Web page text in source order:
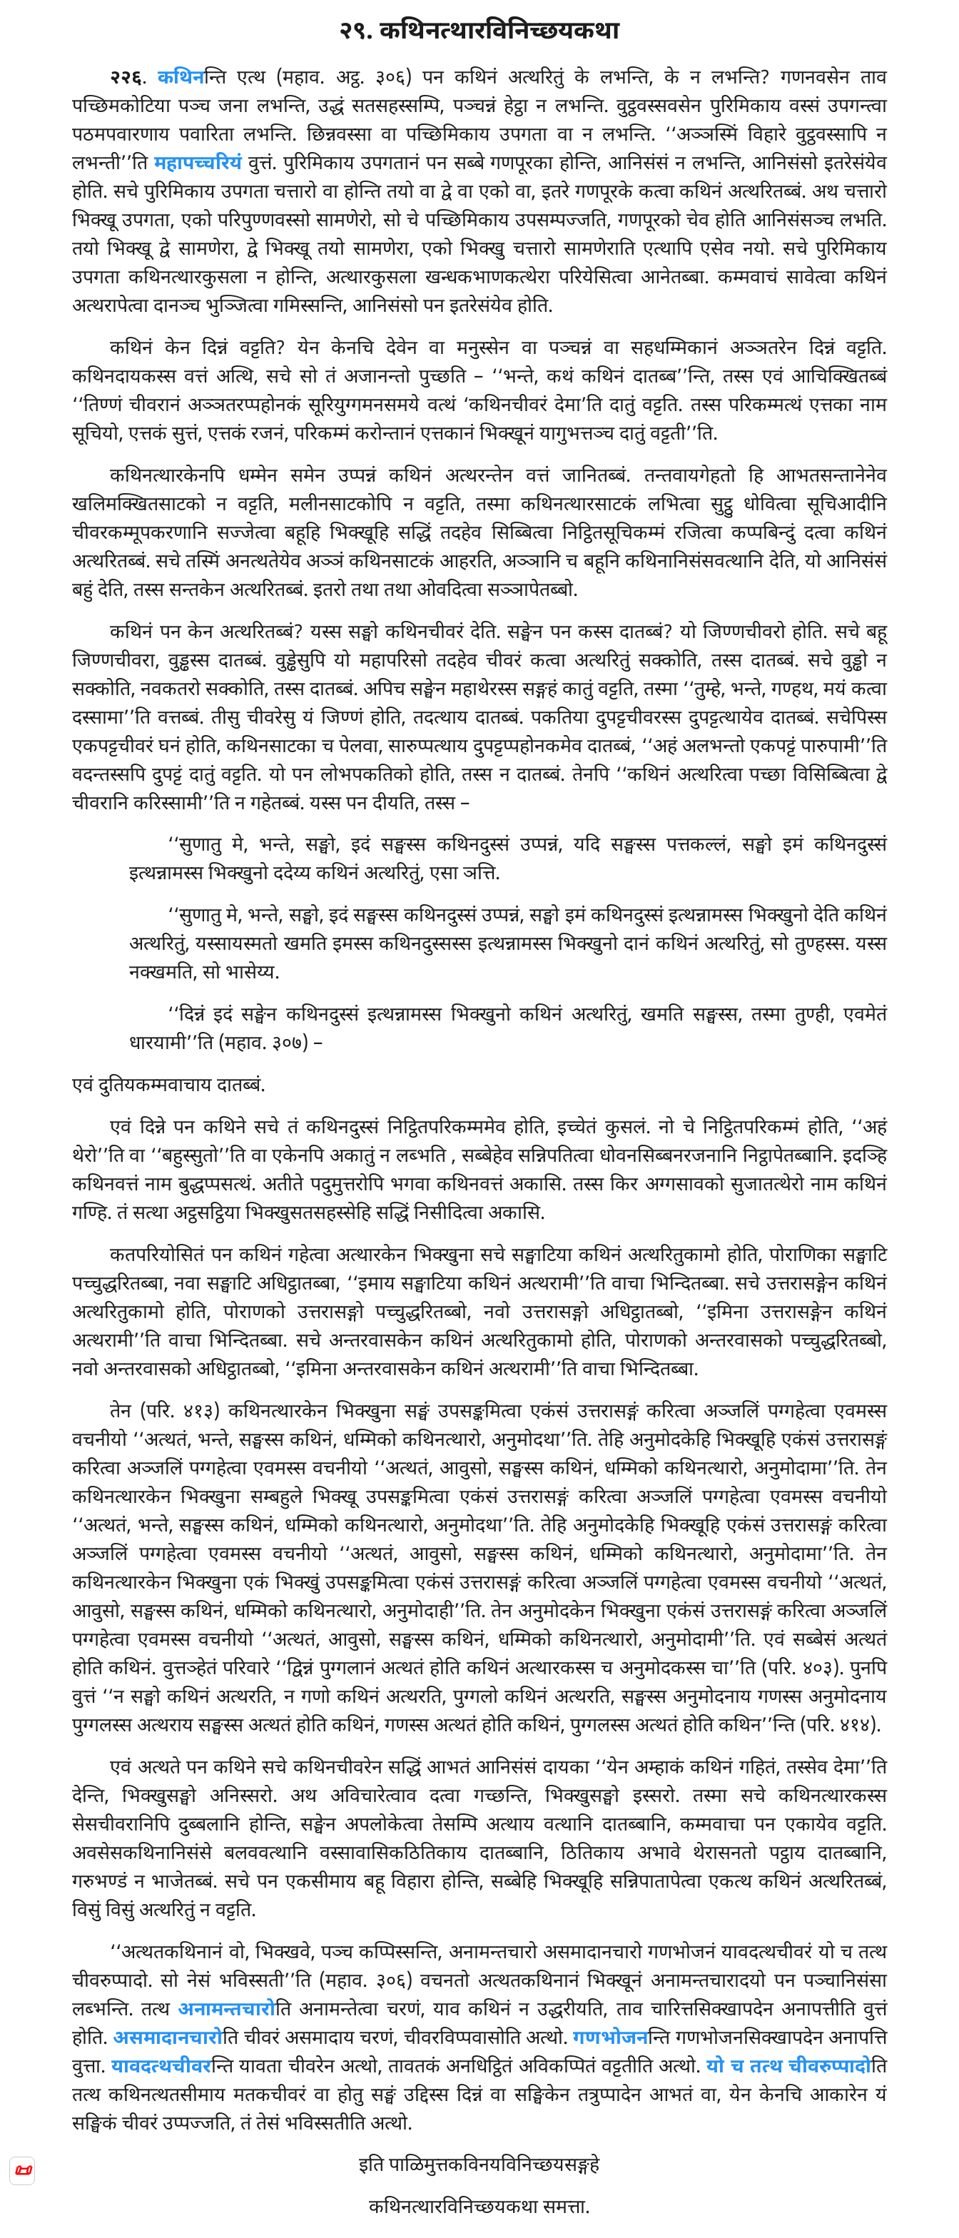
📜
२९. कथिनत्थारविनिच्छयकथा
२२६.कथिनन्तिएत्थ (महाव. अट्ठ. ३०६) पन कथिनं अत्थरितुं के लभन्ति, के न लभन्ति? गणनवसेन ताव
पच्छिमकोटिया पञ्च जना लभन्ति, उद्धं सतसहस्सम्पि, पञ्चन्नं हेट्ठा न लभन्ति. वुट्ठवस्सवसेन पुरिमिकाय वस्सं उपगन्त्वा
पठमपवारणाय पवारिता लभन्ति. छिन्नवस्सा वा पच्छिमिकाय उपगता वा न लभन्ति. ‘‘अञ्ञस्मिं विहारे वुट्ठवस्सापि न
लभन्ती’’ति महापच्चरियंवुत्तं. पुरिमिकाय उपगतानं पन सब्बे गणपूरका होन्ति, आनिसंसं न लभन्ति, आनिसंसो इतरेसंयेव
होति. सचे पुरिमिकाय उपगता चत्तारो वा होन्ति तयो वा द्वे वा एको वा, इतरे गणपूरके कत्वा कथिनं अत्थरितब्बं. अथ चत्तारो
भिक्खू उपगता, एको परिपुण्णवस्सो सामणेरो, सो चे पच्छिमिकाय उपसम्पज्जति, गणपूरको चेव होति आनिसंसञ्च लभति.
तयो भिक्खू द्वे सामणेरा, द्वे भिक्खू तयो सामणेरा, एको भिक्खु चत्तारो सामणेराति एत्थापि एसेव नयो. सचे पुरिमिकाय
उपगता कथिनत्थारकुसला न होन्ति, अत्थारकुसला खन्धकभाणकत्थेरा परियेसित्वा आनेतब्बा. कम्मवाचं सावेत्वा कथिनं
अत्थरापेत्वा दानञ्च भुञ्जित्वा गमिस्सन्ति, आनिसंसो पन इतरेसंयेव होति.
कथिनं केन दिन्नं वट्टति? येन केनचि देवेन वा मनुस्सेन वा पञ्चन्नं वा सहधम्मिकानं अञ्ञतरेन दिन्नं वट्टति.
कथिनदायकस्स वत्तं अत्थि, सचे सो तं अजानन्तो पुच्छति – ‘‘भन्ते, कथं कथिनं दातब्ब’’न्ति, तस्स एवं आचिक्खितब्बं
‘‘तिण्णं चीवरानं अञ्ञतरप्पहोनकं सूरियुग्गमनसमये वत्थं ‘कथिनचीवरं देमा’ति दातुं वट्टति. तस्स परिकम्मत्थं एत्तका नाम
सूचियो, एत्तकं सुत्तं, एत्तकं रजनं, परिकम्मं करोन्तानं एत्तकानं भिक्खूनं यागुभत्तञ्च दातुं वट्टती’’ति.
कथिनत्थारकेनपि धम्मेन समेन उप्पन्नं कथिनं अत्थरन्तेन वत्तं जानितब्बं. तन्तवायगेहतो हि आभतसन्तानेनेव
खलिमक्खितसाटको न वट्टति, मलीनसाटकोपि न वट्टति, तस्मा कथिनत्थारसाटकं लभित्वा सुट्ठु धोवित्वा सूचिआदीनि
चीवरकम्मूपकरणानि सज्जेत्वा बहूहि भिक्खूहि सद्धिं तदहेव सिब्बित्वा निट्ठितसूचिकम्मं रजित्वा कप्पबिन्दुं दत्वा कथिनं
अत्थरितब्बं. सचे तस्मिं अनत्थतेयेव अञ्ञं कथिनसाटकं आहरति, अञ्ञानि च बहूनि कथिनानिसंसवत्थानि देति, यो आनिसंसं
बहुं देति, तस्स सन्तकेन अत्थरितब्बं. इतरो तथा तथा ओवदित्वा सञ्ञापेतब्बो.
कथिनं पन केन अत्थरितब्बं? यस्स सङ्घो कथिनचीवरं देति. सङ्घेन पन कस्स दातब्बं? यो जिण्णचीवरो होति. सचे बहू
जिण्णचीवरा, वुड्ढस्स दातब्बं. वुड्ढेसुपि यो महापरिसो तदहेव चीवरं कत्वा अत्थरितुं सक्कोति, तस्स दातब्बं. सचे वुड्ढो न
सक्कोति, नवकतरो सक्कोति, तस्स दातब्बं. अपिच सङ्घेन महाथेरस्स सङ्गहं कातुं वट्टति, तस्मा ‘‘तुम्हे, भन्ते, गण्हथ, मयं कत्वा
दस्सामा’’ति वत्तब्बं. तीसु चीवरेसु यं जिण्णं होति, तदत्थाय दातब्बं. पकतिया दुपट्टचीवरस्स दुपट्टत्थायेव दातब्बं. सचेपिस्स
एकपट्टचीवरं घनं होति, कथिनसाटका च पेलवा, सारुप्पत्थाय दुपट्टप्पहोनकमेव दातब्बं, ‘‘अहं अलभन्तो एकपट्टं पारुपामी’’ति
वदन्तस्सपि दुपट्टं दातुं वट्टति. यो पन लोभपकतिको होति, तस्स न दातब्बं. तेनपि ‘‘कथिनं अत्थरित्वा पच्छा विसिब्बित्वा द्वे
चीवरानि करिस्सामी’’ति न गहेतब्बं. यस्स पन दीयति, तस्स –
‘‘सुणातु मे, भन्ते, सङ्घो, इदं सङ्घस्स कथिनदुस्सं उप्पन्नं, यदि सङ्घस्स पत्तकल्लं, सङ्घो इमं कथिनदुस्सं
इत्थन्नामस्स भिक्खुनो ददेय्य कथिनं अत्थरितुं, एसा ञत्ति.
‘‘सुणातुमे, भन्ते, सङ्घो, इदं सङ्घस्स कथिनदुस्सं उप्पन्नं, सङ्घो इमं कथिनदुस्सं इत्थन्नामस्स भिक्खुनो देति कथिनं
अत्थरितुं, यस्सायस्मतो खमति इमस्स कथिनदुस्सस्स इत्थन्नामस्स भिक्खुनो दानं कथिनं अत्थरितुं, सो तुण्हस्स. यस्स
नक्खमति, सो भासेय्य.
‘‘दिन्नं इदं सङ्घेन कथिनदुस्सं इत्थन्नामस्स भिक्खुनो कथिनं अत्थरितुं, खमति सङ्घस्स, तस्मा तुण्ही, एवमेतं
धारयामी’’ति (महाव. ३०७) –
एवं दुतियकम्मवाचाय दातब्बं.
एवं दिन्ने पन कथिने सचे तं कथिनदुस्सं निट्ठितपरिकम्ममेव होति, इच्चेतं कुसलं. नो चे निट्ठितपरिकम्मं होति, ‘‘अहं
थेरो’’ति वा ‘‘बहुस्सुतो’’ति वा एकेनपि अकातुं न लब्भति , सब्बेहेव सन्निपतित्वा धोवनसिब्बनरजनानि निट्ठापेतब्बानि. इदञ्हि
कथिनवत्तं नाम बुद्धप्पसत्थं. अतीते पदुमुत्तरोपि भगवा कथिनवत्तं अकासि. तस्स किर अग्गसावको सुजातत्थेरो नाम कथिनं
गण्हि. तं सत्था अट्ठसट्ठिया भिक्खुसतसहस्सेहि सद्धिं निसीदित्वा अकासि.
कतपरियोसितं पन कथिनं गहेत्वा अत्थारकेन भिक्खुना सचे सङ्घाटिया कथिनं अत्थरितुकामो होति, पोराणिका सङ्घाटि
पच्चुद्धरितब्बा, नवा सङ्घाटि अधिट्ठातब्बा, ‘‘इमाय सङ्घाटिया कथिनं अत्थरामी’’ति वाचा भिन्दितब्बा. सचे उत्तरासङ्गेन कथिनं
अत्थरितुकामो होति, पोराणको उत्तरासङ्गो पच्चुद्धरितब्बो, नवो उत्तरासङ्गो अधिट्ठातब्बो, ‘‘इमिना उत्तरासङ्गेन कथिनं
अत्थरामी’’ति वाचा भिन्दितब्बा. सचे अन्तरवासकेन कथिनं अत्थरितुकामो होति, पोराणको अन्तरवासको पच्चुद्धरितब्बो,
नवो अन्तरवासको अधिट्ठातब्बो, ‘‘इमिना अन्तरवासकेन कथिनं अत्थरामी’’ति वाचा भिन्दितब्बा.
तेन (परि. ४१३) कथिनत्थारकेन भिक्खुना सङ्घं उपसङ्कमित्वा एकंसं उत्तरासङ्गं करित्वा अञ्जलिं पग्गहेत्वा एवमस्स
वचनीयो ‘‘अत्थतं, भन्ते, सङ्घस्स कथिनं, धम्मिको कथिनत्थारो, अनुमोदथा’’ति. तेहि अनुमोदकेहिभिक्खूहि एकंसं उत्तरासङ्गं
करित्वा अञ्जलिं पग्गहेत्वा एवमस्स वचनीयो ‘‘अत्थतं, आवुसो, सङ्घस्स कथिनं, धम्मिको कथिनत्थारो, अनुमोदामा’’ति. तेन
कथिनत्थारकेन भिक्खुना सम्बहुले भिक्खू उपसङ्कमित्वा एकंसं उत्तरासङ्गं करित्वा अञ्जलिं पग्गहेत्वा एवमस्स वचनीयो
‘‘अत्थतं, भन्ते, सङ्घस्स कथिनं, धम्मिको कथिनत्थारो, अनुमोदथा’’ति. तेहि अनुमोदकेहि भिक्खूहि एकंसं उत्तरासङ्गं करित्वा
अञ्जलिं पग्गहेत्वा एवमस्स वचनीयो ‘‘अत्थतं, आवुसो, सङ्घस्स कथिनं, धम्मिको कथिनत्थारो, अनुमोदामा’’ति. तेन
कथिनत्थारकेन भिक्खुना एकं भिक्खुं उपसङ्कमित्वा एकंसं उत्तरासङ्गं करित्वा अञ्जलिं पग्गहेत्वा एवमस्स वचनीयो ‘‘अत्थतं,
आवुसो, सङ्घस्स कथिनं, धम्मिको कथिनत्थारो, अनुमोदाही’’ति. तेन अनुमोदकेन भिक्खुना एकंसं उत्तरासङ्गं करित्वा अञ्जलिं
पग्गहेत्वा एवमस्स वचनीयो ‘‘अत्थतं, आवुसो, सङ्घस्स कथिनं, धम्मिको कथिनत्थारो, अनुमोदामी’’ति. एवं सब्बेसं अत्थतं
होति कथिनं. वुत्तञ्हेतं परिवारे ‘‘द्विन्नं पुग्गलानं अत्थतं होति कथिनं अत्थारकस्स च अनुमोदकस्स चा’’ति (परि. ४०३). पुनपि
वुत्तं ‘‘न सङ्घो कथिनं अत्थरति, न गणो कथिनं अत्थरति, पुग्गलो कथिनं अत्थरति, सङ्घस्स अनुमोदनाय गणस्स अनुमोदनाय
पुग्गलस्स अत्थराय सङ्घस्स अत्थतं होति कथिनं, गणस्स अत्थतं होति कथिनं, पुग्गलस्स अत्थतं होति कथिन’’न्ति (परि. ४१४).
एवं अत्थते पन कथिने सचे कथिनचीवरेन सद्धिं आभतं आनिसंसं दायका ‘‘येन अम्हाकं कथिनं गहितं, तस्सेव देमा’’ति
देन्ति, भिक्खुसङ्घो अनिस्सरो. अथ अविचारेत्वाव दत्वा गच्छन्ति, भिक्खुसङ्घो इस्सरो. तस्मा सचे कथिनत्थारकस्स
सेसचीवरानिपि दुब्बलानि होन्ति, सङ्घेन अपलोकेत्वा तेसम्पि अत्थाय वत्थानि दातब्बानि, कम्मवाचा पन एकायेव वट्टति.
अवसेसकथिनानिसंसे बलववत्थानि वस्सावासिकठितिकाय दातब्बानि, ठितिकाय अभावे थेरासनतो पट्ठाय दातब्बानि,
गरुभण्डं न भाजेतब्बं. सचे पन एकसीमाय बहू विहारा होन्ति, सब्बेहि भिक्खूहि सन्निपातापेत्वा एकत्थ कथिनं अत्थरितब्बं,
विसुं विसुं अत्थरितुं न वट्टति.
‘‘अत्थतकथिनानं वो, भिक्खवे, पञ्च कप्पिस्सन्ति, अनामन्तचारो असमादानचारो गणभोजनं यावदत्थचीवरं यो च तत्थ
चीवरुप्पादो. सो नेसं भविस्सती’’ति (महाव. ३०६) वचनतो अत्थतकथिनानं भिक्खूनं अनामन्तचारादयो पन पञ्चानिसंसा
लब्भन्ति. तत्थ अनामन्तचारोति अनामन्तेत्वा चरणं, याव कथिनं न उद्धरीयति, ताव चारित्तसिक्खापदेन अनापत्तीति वुत्तं
होति. असमादानचारोति चीवरं असमादाय चरणं, चीवरविप्पवासोति अत्थो.गणभोजनन्ति गणभोजनसिक्खापदेन अनापत्ति
वुत्ता.यावदत्थचीवरन्ति यावता चीवरेन अत्थो, तावतकं अनधिट्ठितं अविकप्पितं वट्टतीति अत्थो.यो च तत्थ चीवरुप्पादोति
तत्थ कथिनत्थतसीमाय मतकचीवरं वा होतु सङ्घं उद्दिस्स दिन्नं वा सङ्घिकेन तत्रुप्पादेन आभतं वा, येन केनचि आकारेन यं
सङ्घिकं चीवरं उप्पज्जति, तं तेसं भविस्सतीति अत्थो.
इति पाळिमुत्तकविनयविनिच्छयसङ्गहे
कथिनत्थारविनिच्छयकथा समत्ता.